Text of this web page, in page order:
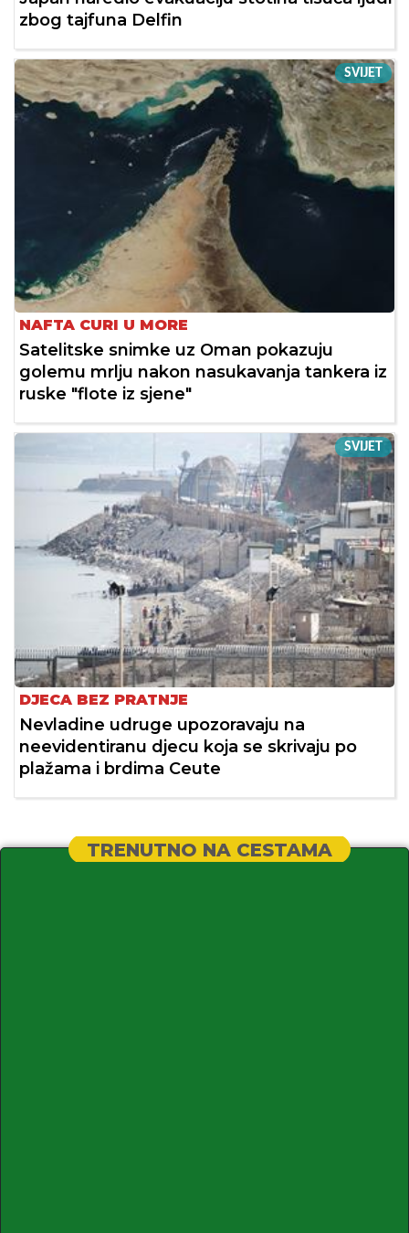
zbog tajfuna Delfin
SVIJET
NAFTA CURI U MORE
Satelitske snimke uz Oman pokazuju
golemu mrlju nakon nasukavanja tankera iz
ruske "flote iz sjene"
SVIJET
DJECA BEZ PRATNJE
Nevladine udruge upozoravaju na
neevidentiranu djecu koja se skrivaju po
plažama i brdima Ceute
TRENUTNO NA CESTAMA